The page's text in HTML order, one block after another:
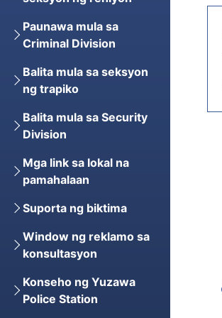
Paunawa mula sa
Criminal Division
Balita mula sa seksyon
ng trapiko
Balita mula sa Security
Division
Mga link sa lokal na
pamahalaan
Suporta ng biktima
Window ng reklamo sa
konsultasyon
Konseho ng Yuzawa
Police Station